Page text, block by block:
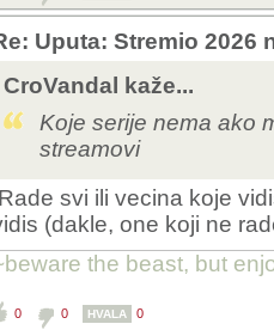
Uputa: Stremio 2026
CroVandal kaže...
Koje serije nema ako
streamovi
Rade svi ili vecina koje
(dakle, one koji ne
the beast, but
0 0 HVALA 0